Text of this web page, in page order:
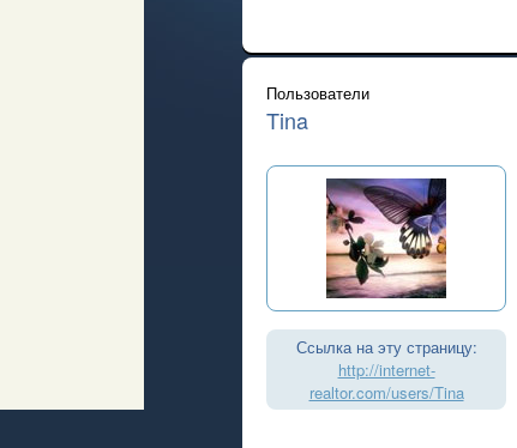
Пользователи
Tina
Ссылка на эту страницу:
http://internet-
realtor.com/users/Tina